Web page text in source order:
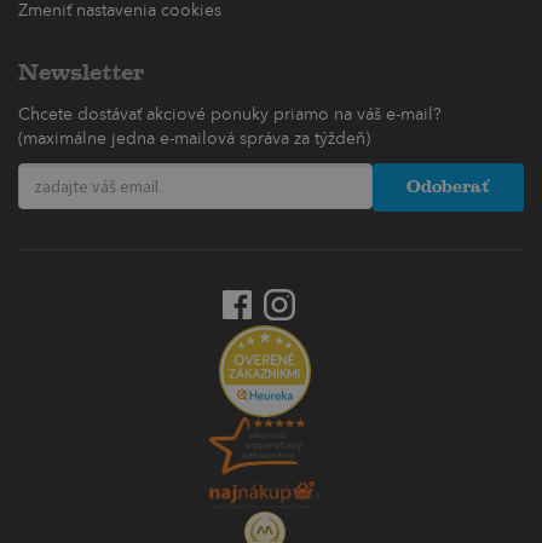
Zmeniť nastavenia cookies
Newsletter
Chcete dostávať akciové ponuky priamo na váš e-mail?
(maximálne jedna e-mailová správa za týždeň)
Odoberať